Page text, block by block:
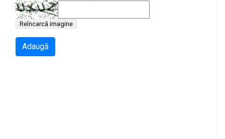
Reîncarcă imagine
Adaugă